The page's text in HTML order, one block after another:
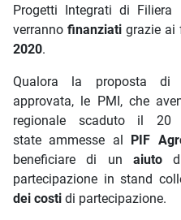
Progetti Integrati di
verranno finanziati grazie ai
2020.
Qualora la proposta di
approvata, le PMI, che
regionale scaduto il 20
state ammesse al
PIF
beneficiare di un aiutodi
partecipazione in stand
dei costi di partecipazione.